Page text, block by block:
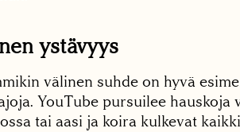
ystävyys
välinen suhde on hyvä
YouTube pursuilee hauskoja
tai aasi ja koira kulkevat